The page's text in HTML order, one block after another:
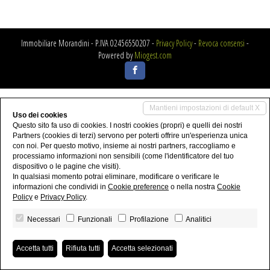
Immobiliare Morandini - P.IVA 02456550207 - Privacy Policy- Revoca consensi -
Powered byMiogest.com
Mantieni impostazioni di default X
Uso dei cookies
Questo sito fa uso di cookies. I nostri cookies (propri) e quelli dei nostri
Partners (cookies di terzi) servono per poterti offrire un'esperienza unica
con noi. Per questo motivo, insieme ai nostri partners, raccogliamo e
processiamo informazioni non sensibili (come l'identificatore del tuo
dispositivo o le pagine che visiti).
In qualsiasi momento potrai eliminare, modificare o verificare le
informazioni che condividi in Cookie preference o nella nostra Cookie
Policy e Privacy Policy.
Necessari Funzionali Profilazione Analitici
Accetta tutti Rifiuta tutti Accetta selezionati